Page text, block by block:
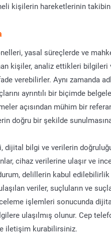
kişilerin hareketlerinin
yasal süreçlerde ve
kişiler, analiz ettikleri bilgileri
verebilirler. Aynı zamanda
ayrıntılı bir biçimde
açısından mühim bir
doğru bir şekilde
bilgi ve verilerin
cihaz verilerine ulaşır ve
delillerin kabul edilebilirlik
veriler, suçluların ve
işlemleri sonucunda
ulaşılmış olunur. Cep
iletişim kurabilirsiniz.